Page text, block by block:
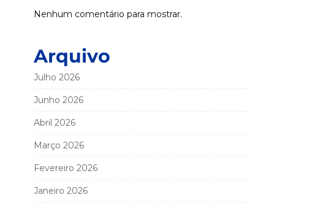
Nenhum comentário para mostrar.
Arquivo
Julho 2026
Junho 2026
Abril 2026
Março 2026
Fevereiro 2026
Janeiro 2026